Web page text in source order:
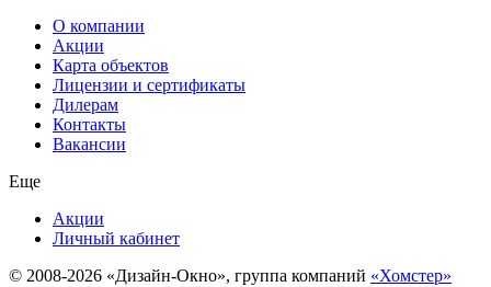
О компании
Акции
Карта объектов
Лицензии и сертификаты
Дилерам
Контакты
Вакансии
Еще
Акции
Личный кабинет
© 2008-2026 «Дизайн-Окно», группа компаний «Хомстер»